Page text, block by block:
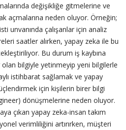
değişikliğe gitmelerine ve
açmalarına neden oluyor. Örneğin;
unvanında çalışanlar için analiz
saatler alırken, yapay zeka ile bu
Bu durum iş kaybına
bilgiyle yetinmeyip yeni bilgilerle
istihbarat sağlamak ve yapay
için kişilerin birer bilgi
dönüşmelerine neden oluyor.
çıkan yapay zeka-insan takım
verimliliğini artırırken, müşteri